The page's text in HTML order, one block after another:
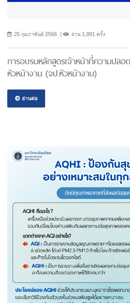
25 กุมภาพันธ์ 2568 อ่าน 1,881 ครั้ง
การอบรมหลักสูตรเจ้าหน้าที่ความปลอ
หัวหน้างาน (จป.หัวหน้างาน)
อ่านต่อ